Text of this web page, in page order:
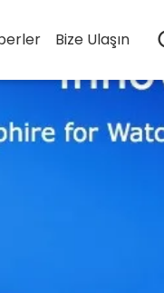
Bize Ulaşın